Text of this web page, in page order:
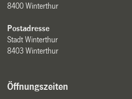
8400 Winterthur
Postadresse
Stadt Winterthur
8403 Winterthur
Öffnungszeiten